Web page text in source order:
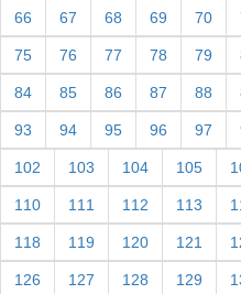
66 67 68 69 70
75 76 77 78 79
84 85 86 87 88
93 94 95 96 97
102 103 104 105
110 111 112 113
118 119 120 121
126 127 128 129